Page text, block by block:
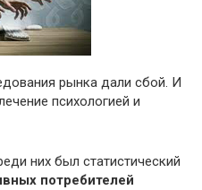
рынка дали сбой. И
психологией и
них был статистический
потребителей